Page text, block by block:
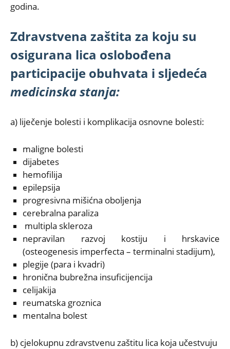
godina.
Zdravstvena zaštita za koju su
osigurana lica oslobođena
participacije obuhvata i sljedeća
medicinska stanja:
a) liječenje bolesti i komplikacija osnovne bolesti:
maligne bolesti
dijabetes
hemofilija
epilepsija
progresivna mišićna oboljenja
cerebralna paraliza
multipla skleroza
nepravilan razvoj kostiju i hrskavice
(osteogenesis imperfecta – terminalni stadijum),
plegije (para i kvadri)
hronična bubrežna insuficijencija
celijakija
reumatska groznica
mentalna bolest
b) cjelokupnu zdravstvenu zaštitu lica koja učestvuju